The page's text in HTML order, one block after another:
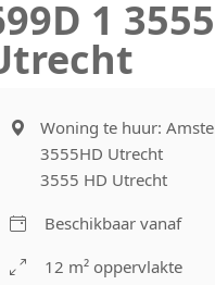
1
Woning te huur:
3555HD Utrecht
3555 HD Utrecht
Beschikbaar vanaf
12 m² oppervlakte